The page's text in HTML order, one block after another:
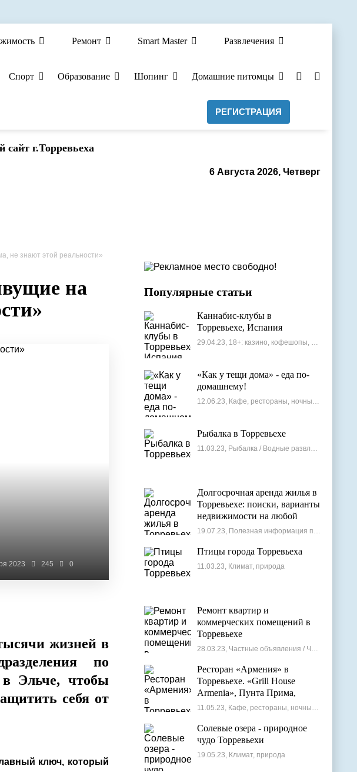
Ремонт Smart Master Развлечения
Спорт Образование Шопинг Домашние питомцы
РЕГИСТРАЦИЯ
г.Торревьеха
6 Августа 2026, Четверг
не знают этой реальности»
на
2023 245 0
жизней в
по
Эльче, чтобы
себя от
ключ, который
Популярные статьи
Каннабис-клубы в
Торревьехе, Испания
29.04.23, 18+: казино, кофешопы, стрип-бары
«Как у тещи дома» - еда по-
домашнему!
12.06.23, Кафе, рестораны, ночные клубы
Рыбалка в Торревьехе
11.03.23, Рыбалка / Водные развлечения
Долгосрочная аренда жилья в
Торревьехе: поиски, варианты
недвижимости на любой
бюджет
19.07.23, Полезная информация по недвижимости
Птицы города Торревьеха
11.03.23, Климат, природа
Ремонт квартир и
коммерческих помещений в
Торревьехе
28.03.23, Частные объявления / Частные мастера
Ресторан «Армения» в
Торревьехе. «Grill House
Armenia», Пунта Прима,
Испания
11.05.23, Кафе, рестораны, ночные клубы
Солевые озера - природное
чудо Торревьехи
19.05.23, Климат, природа